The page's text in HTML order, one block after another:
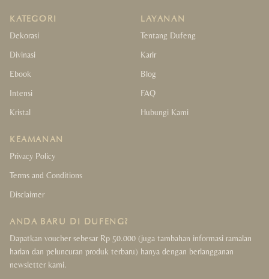
KATEGORI
Dekorasi
Divinasi
Ebook
Intensi
Kristal
LAYANAN
Tentang Dufeng
Karir
Blog
FAQ
Hubungi Kami
KEAMANAN
Privacy Policy
Terms and Conditions
Disclaimer
ANDA BARU DI DUFENG?
Dapatkan voucher sebesar Rp 50.000 (juga tambahan informasi ramalan
harian dan peluncuran produk terbaru) hanya dengan berlangganan
newsletter kami.